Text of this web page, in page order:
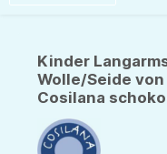
Kinder
Wolle/Seide
Cosilana